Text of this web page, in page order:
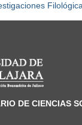
portal
DE CIENCIAS